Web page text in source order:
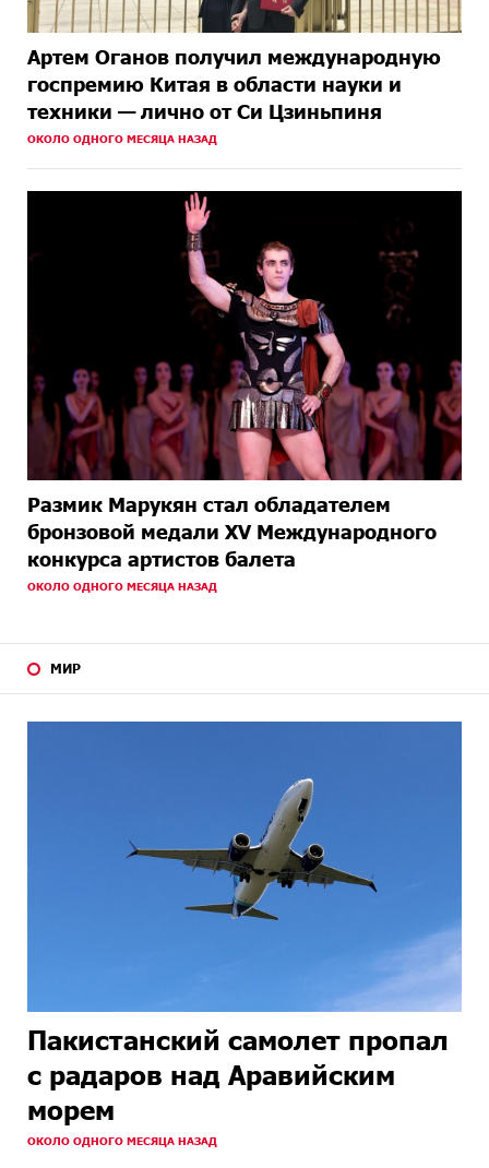
Артем Оганов получил международную
госпремию Китая в области науки и
техники — лично от Си Цзиньпиня
ОКОЛО ОДНОГО МЕСЯЦА НАЗАД
Размик Марукян стал обладателем
бронзовой медали XV Международного
конкурса артистов балета
ОКОЛО ОДНОГО МЕСЯЦА НАЗАД
МИР
Пакистанский самолет пропал
с радаров над Аравийским
морем
ОКОЛО ОДНОГО МЕСЯЦА НАЗАД